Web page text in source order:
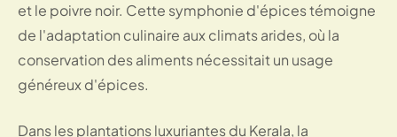
et le poivre noir. Cette symphonie d'épices témoigne
de l'adaptation culinaire aux climats arides, où la
conservation des aliments nécessitait un usage
généreux d'épices.
Dans lesplantations luxuriantes du Kerala, la